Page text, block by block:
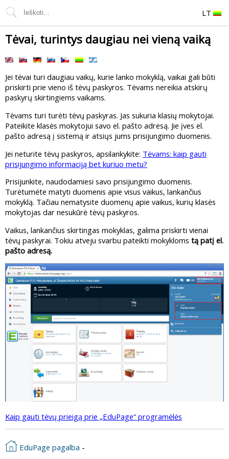
LT
Tėvai, turintys daugiau nei vieną vaiką
Jei tėvai turi daugiau vaikų, kurie lanko mokyklą, vaikai gali būti
priskirti prie vieno iš tėvų paskyros. Tėvams nereikia atskirų
paskyrų skirtingiems vaikams.
Tėvams turi turėti tėvų paskyras. Jas sukuria klasių mokytojai.
Pateikite klasės mokytojui savo el. pašto adresą. Jie įves el.
pašto adresą į sistemą ir atsiųs jums prisijungimo duomenis.
Jei neturite tėvų paskyros, apsilankykite: Tėvams: kaip gauti
prisijungimo informaciją bet kuriuo metu?
Prisijunkite, naudodamiesi savo prisijungimo duomenis.
Turėtumėte matyti duomenis apie visus vaikus, lankančius
mokyklą. Tačiau nematysite duomenų apie vaikus, kurių klasės
mokytojas dar nesukūrė tėvų paskyros.
Vaikus, lankančius skirtingas mokyklas, galima priskirti vienai
tėvų paskyrai. Tokiu atveju svarbu pateikti mokykloms tą patį el.
pašto adresą.
Kaip gauti tėvų prieigą prie „EduPage“ programėlės
EduPage pagalba -